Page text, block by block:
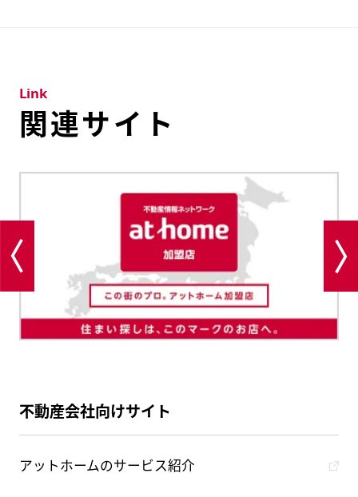
関連サイト
Link
不動産会社向けサイト
アットホームのサービス紹介